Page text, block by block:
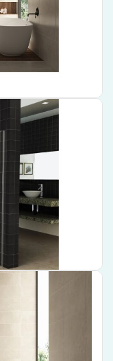
voor extra
Helder Glas
merknaam
onderhoudsgemak en
– 20.3518